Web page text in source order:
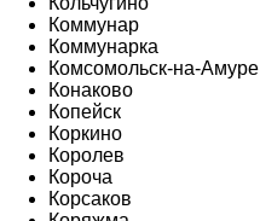
Коммунар
Коммунарка
Комсомольск-на-Амуре
Конаково
Копейск
Коркино
Королев
Короча
Корсаков